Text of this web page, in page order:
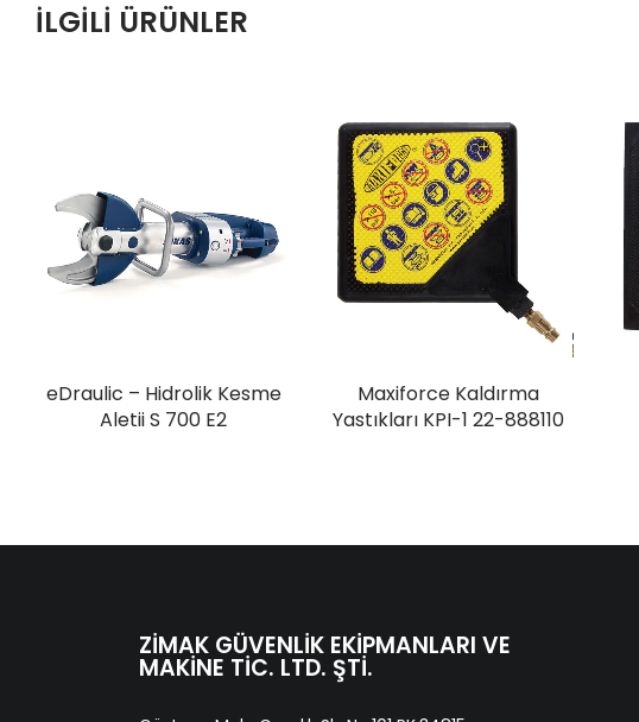
İLGILI ÜRÜNLER
eDraulic – Hidrolik Kesme
Aletii S 700 E2
Maxiforce Kaldırma
Yastıkları KPI-1 22-888110
ZIMAK GÜVENLIK EKIPMANLARI VE
MAKINE TIC. LTD. ŞTI.